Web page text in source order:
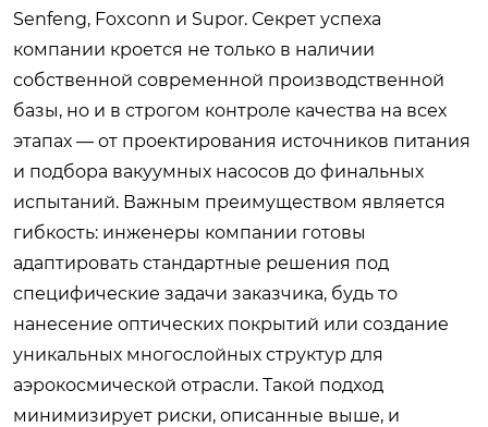
Senfeng, Foxconn и Supor. Секрет успеха
компании кроется не только в наличии
собственной современной производственной
базы, но и в строгом контроле качества на всех
этапах — от проектирования источников питания
и подбора вакуумных насосов до финальных
испытаний. Важным преимуществом является
гибкость: инженеры компании готовы
адаптировать стандартные решения под
специфические задачи заказчика, будь то
нанесение оптических покрытий или создание
уникальных многослойных структур для
аэрокосмической отрасли. Такой подход
минимизирует риски, описанные выше, и